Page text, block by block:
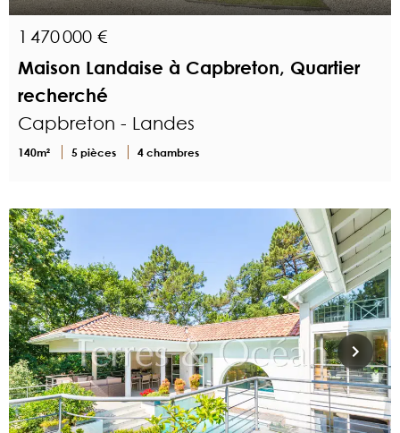
1 470 000 €
Maison Landaise à Capbreton, Quartier
recherché
Capbreton - Landes
140m² 5 pièces 4 chambres